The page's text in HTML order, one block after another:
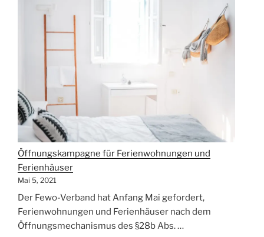
Landesregierung
M-
V
an
Wand
fährt“
Öffnungskampagne für Ferienwohnungen und
Ferienhäuser
Mai 5, 2021
Der Fewo-Verband hat Anfang Mai gefordert,
Ferienwohnungen und Ferienhäuser nach dem
Öffnungsmechanismus des §28b Abs. …